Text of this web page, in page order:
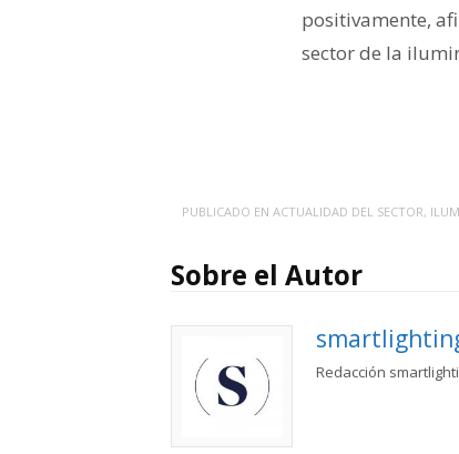
positivamente,
sector de la
PUBLICADO EN ACTUALIDAD DEL SECTOR,
Sobre el Autor
Redacción